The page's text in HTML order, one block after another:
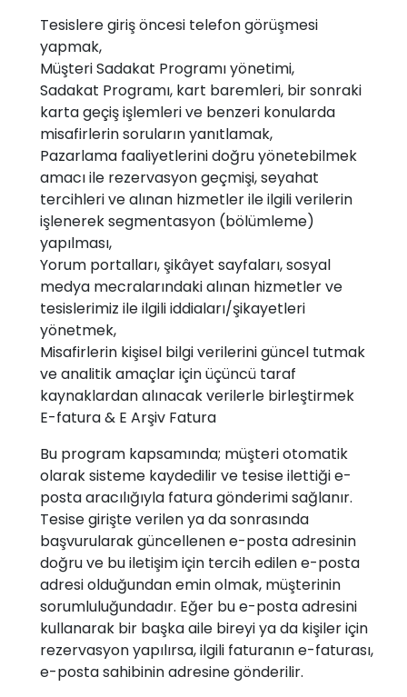
Tesislere giriş öncesi telefon görüşmesi
yapmak,
Müşteri Sadakat Programı yönetimi,
Sadakat Programı, kart baremleri, bir sonraki
karta geçiş işlemleri ve benzeri konularda
misafirlerin soruların yanıtlamak,
Pazarlama faaliyetlerini doğru yönetebilmek
amacı ile rezervasyon geçmişi, seyahat
tercihleri ve alınan hizmetler ile ilgili verilerin
işlenerek segmentasyon (bölümleme)
yapılması,
Yorum portalları, şikâyet sayfaları, sosyal
medya mecralarındaki alınan hizmetler ve
tesislerimiz ile ilgili iddiaları/şikayetleri
yönetmek,
Misafirlerin kişisel bilgi verilerini güncel tutmak
ve analitik amaçlar için üçüncü taraf
kaynaklardan alınacak verilerle birleştirmek
E-fatura & E Arşiv Fatura
Bu program kapsamında; müşteri otomatik
olarak sisteme kaydedilir ve tesise ilettiği e-
posta aracılığıyla fatura gönderimi sağlanır.
Tesise girişte verilen ya da sonrasında
başvurularak güncellenen e-posta adresinin
doğru ve bu iletişim için tercih edilen e-posta
adresi olduğundan emin olmak, müşterinin
sorumluluğundadır. Eğer bu e-posta adresini
kullanarak bir başka aile bireyi ya da kişiler için
rezervasyon yapılırsa, ilgili faturanın e-faturası,
e-posta sahibinin adresine gönderilir.